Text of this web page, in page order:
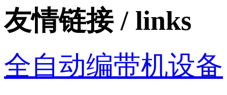
友情链接 / links
全自动编带机设备